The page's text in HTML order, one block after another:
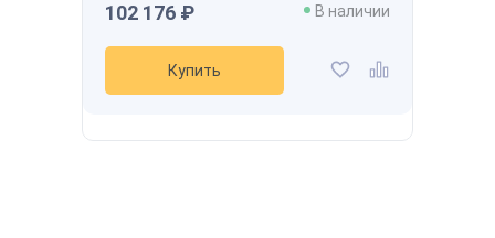
102 176 ₽ В наличии
Купить